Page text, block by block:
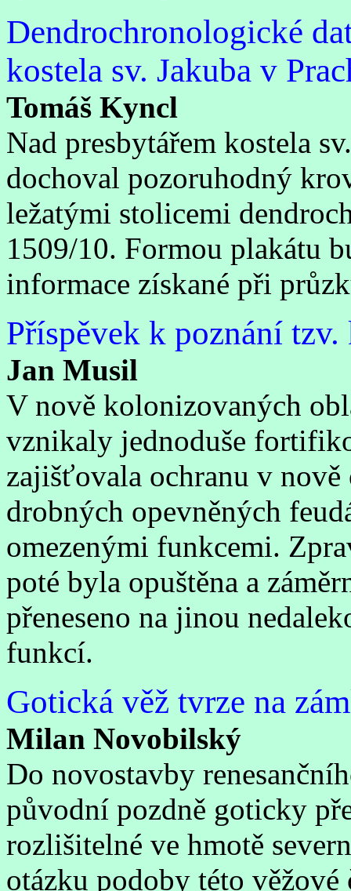
Dendrochronologické
kostela sv. Jakuba v
Tomáš Kyncl
Nad presbytářem kostela
dochoval pozoruhodný
ležatými stolicemi
1509/10. Formou plakátu
informace získané při
Příspěvek k poznání
Jan Musil
V nově kolonizovaných
vznikaly jednoduše
zajišťovala ochranu v
drobných opevněných
omezenými funkcemi.
poté byla opuštěna a
přeneseno na jinou
funkcí.
Gotická věž tvrze na
Milan Novobilský
Do novostavby
původní pozdně goticky
rozlišitelné ve hmotě
otázku podoby této